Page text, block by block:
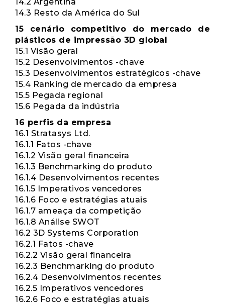
14.3 Resto da América do Sul
15 cenário competitivo do mercado de
plásticos de impressão 3D global
15.1 Visão geral
15.2 Desenvolvimentos -chave
15.3 Desenvolvimentos estratégicos -chave
15.4 Ranking de mercado da empresa
15.5 Pegada regional
15.6 Pegada da indústria
16 perfis da empresa
16.1 Stratasys Ltd.
16.1.1 Fatos -chave
16.1.2 Visão geral financeira
16.1.3 Benchmarking do produto
16.1.4 Desenvolvimentos recentes
16.1.5 Imperativos vencedores
16.1.6 Foco e estratégias atuais
16.1.7 ameaça da competição
16.1.8 Análise SWOT
16.2 3D Systems Corporation
16.2.1 Fatos -chave
16.2.2 Visão geral financeira
16.2.3 Benchmarking do produto
16.2.4 Desenvolvimentos recentes
16.2.5 Imperativos vencedores
16.2.6 Foco e estratégias atuais